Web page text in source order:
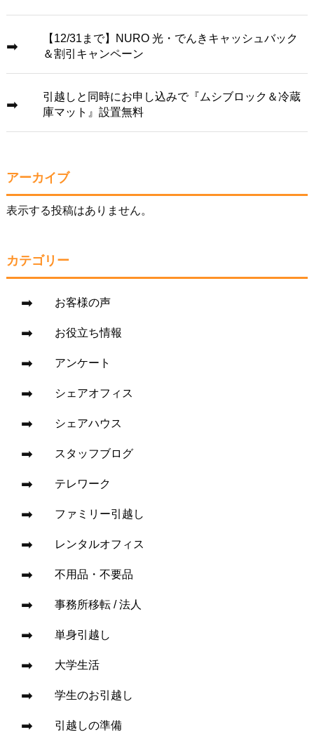
【12/31まで】NURO 光・でんきキャッシュバック
＆割引キャンペーン
引越しと同時にお申し込みで『ムシブロック＆冷蔵
庫マット』設置無料
アーカイブ
表示する投稿はありません。
カテゴリー
お客様の声
お役立ち情報
アンケート
シェアオフィス
シェアハウス
スタッフブログ
テレワーク
ファミリー引越し
レンタルオフィス
不用品・不要品
事務所移転 / 法人
単身引越し
大学生活
学生のお引越し
引越しの準備